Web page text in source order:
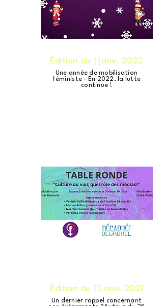
Édition du 1 janv. 2022
Une année de mobilisation
féministe - En 2022, la lutte
continue !
Édition du 13 nov. 2021
Un dernier rappel concernant